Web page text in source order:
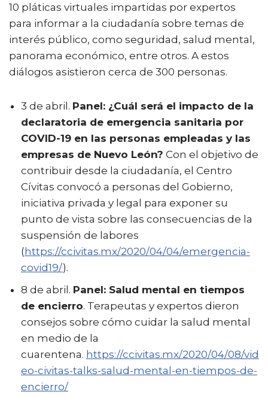
10 pláticas virtuales impartidas por expertos
para informar a la ciudadanía sobre temas de
interés público, como seguridad, salud mental,
panorama económico, entre otros. A estos
diálogos asistieron cerca de 300 personas.
3 de abril. Panel: ¿Cuál será el impacto de la
declaratoria de emergencia sanitaria por
COVID-19 en las personas empleadas y las
empresas de Nuevo León? Con el objetivo de
contribuir desde la ciudadanía, el Centro
Cívitas convocó a personas del Gobierno,
iniciativa privada y legal para exponer su
punto de vista sobre las consecuencias de la
suspensión de labores
(https://ccivitas.mx/2020/04/04/emergencia-
covid19/).
8 de abril. Panel: Salud mental en tiempos
de encierro. Terapeutas y expertos dieron
consejos sobre cómo cuidar la salud mental
en medio de la
cuarentena. https://ccivitas.mx/2020/04/08/vid
eo-civitas-talks-salud-mental-en-tiempos-de-
encierro/